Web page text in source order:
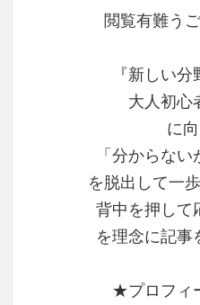
閲覧有難う
『新しい
大人初心
に
「分からない
を脱出して一
背中を押して
を理念に記事
★プロフィ